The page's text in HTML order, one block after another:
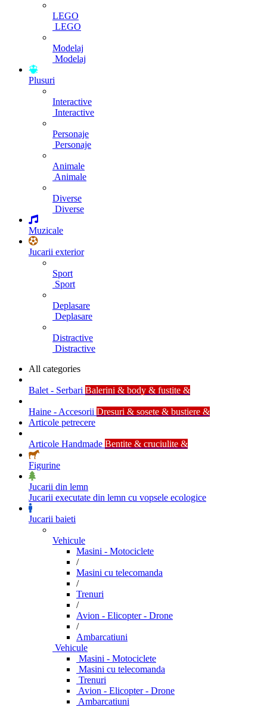
LEGO
LEGO
Modelaj
Modelaj
Plusuri
Interactive
Interactive
Personaje
Personaje
Animale
Animale
Diverse
Diverse
Muzicale
Jucarii exterior
Sport
Sport
Deplasare
Deplasare
Distractive
Distractive
All categories
Balet - Serbari Balerini & body & fustite &
Haine - Accesorii Dresuri & sosete & bustiere &
Articole petrecere
Articole Handmade Bentite & cruciulite &
Figurine
Jucarii din lemn
Jucarii executate din lemn cu vopsele ecologice
Jucarii baieti
Vehicule
Masini - Motociclete
/
Masini cu telecomanda
/
Trenuri
/
Avion - Elicopter - Drone
/
Ambarcatiuni
Vehicule
Masini - Motociclete
Masini cu telecomanda
Trenuri
Avion - Elicopter - Drone
Ambarcatiuni